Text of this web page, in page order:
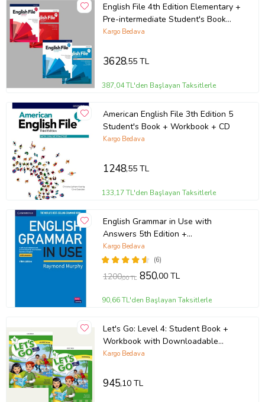
English File 4th Edition Elementary +
Pre-intermediate Student's Book
With Online Practice + Workbook
Kargo Bedava
3628,55 TL
387,04 TL'den Başlayan Taksitlerle
American English File 3th Edition 5
Student's Book + Workbook + CD
Kargo Bedava
1248,55 TL
133,17 TL'den Başlayan Taksitlerle
English Grammar in Use with
Answers 5th Edition +
Downloadable Audios CD
(6)
Kargo Bedava
1200,00 TL 850,00 TL
90,66 TL'den Başlayan Taksitlerle
Let's Go: Level 4: Student Book +
Workbook with Downloadable
Audios
Kargo Bedava
945,10 TL